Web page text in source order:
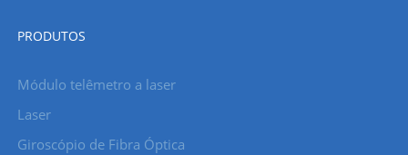
PRODUTOS
Módulo telêmetro a laser
Laser
Giroscópio de Fibra Óptica